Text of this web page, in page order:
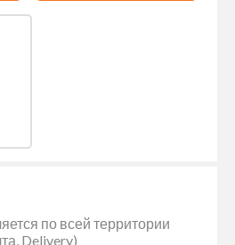
по всей территории
Delivery)